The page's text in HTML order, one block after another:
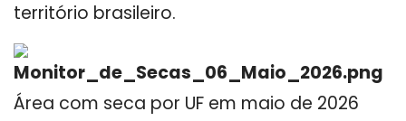
território brasileiro.
Área com seca por UF em maio de 2026